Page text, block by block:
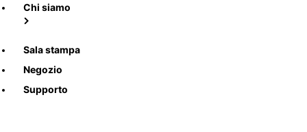
Chi siamo
Sala stampa
Negozio
Supporto